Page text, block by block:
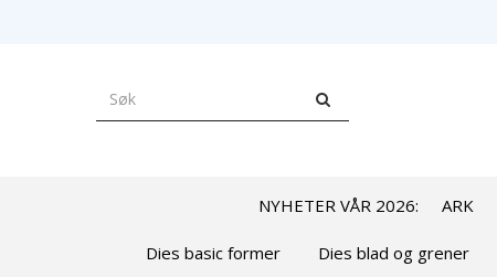
NYHETER VÅR 2026: ARK
Dies basic former Dies blad og grener